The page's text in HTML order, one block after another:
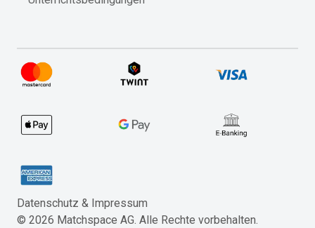
© 2026 Matchspace AG. Alle Rechte vorbehalten.
Datenschutz & Impressum​